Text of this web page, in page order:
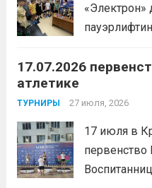
«Электрон»
с Анитой
избранных,
17.07.2026
атлетике
ТУРНИРЫ 27 июля, 2026
17 июля в
первенство